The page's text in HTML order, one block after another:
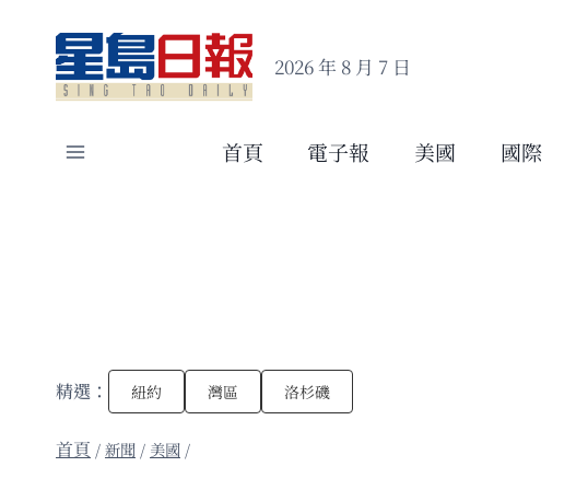
content
2026 年 8 月 7 日
首頁 電子報 美國 國際
精選： 紐約 灣區 洛杉磯
/新聞 / 美國 /